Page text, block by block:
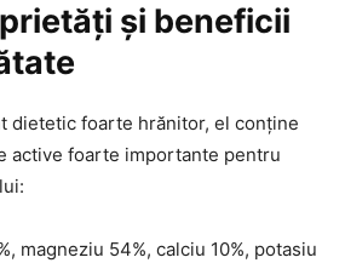
și beneficii
dietetic foarte hrănitor, el conține
active foarte importante pentru
magneziu 54%, calciu 10%, potasiu